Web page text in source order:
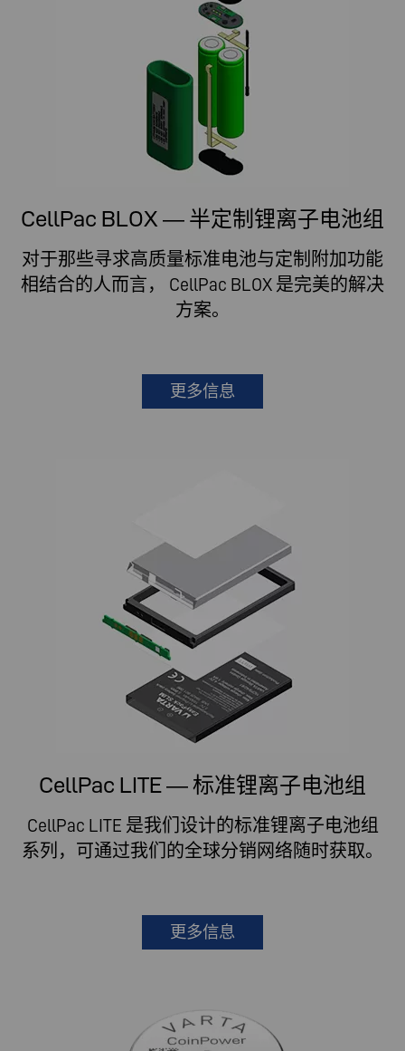
CellPac BLOX — 半定制锂离子电池组
对于那些寻求高质量标准电池与定制附加功能
相结合的人而言， CellPac BLOX 是完美的解决
方案。
更多信息
CellPac LITE — 标准锂离子电池组
CellPac LITE 是我们设计的标准锂离子电池组
系列，可通过我们的全球分销网络随时获取。
更多信息